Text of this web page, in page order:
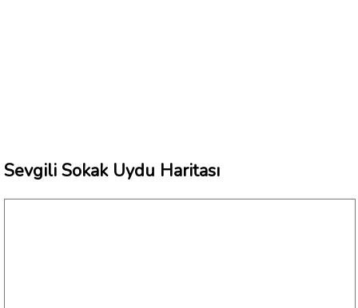
Sevgili Sokak Uydu Haritası